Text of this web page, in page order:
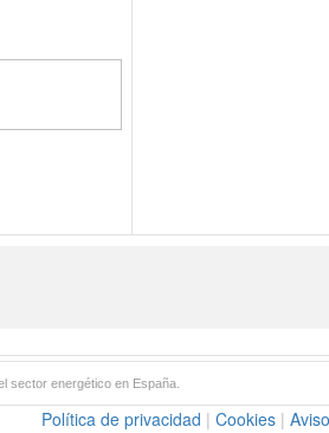
sector energético en España.
Política de privacidad | Cookies |